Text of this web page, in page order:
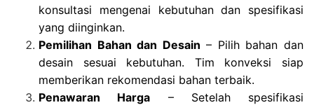
konsultasi mengenai kebutuhan dan spesifikasi
yang diinginkan.
Pemilihan Bahan dan Desain – Pilih bahan dan
desain sesuai kebutuhan. Tim konveksi siap
memberikan rekomendasi bahan terbaik.
Penawaran Harga – Setelah spesifikasi